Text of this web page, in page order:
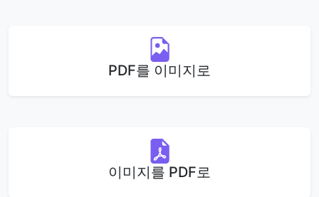
PDF를 이미지로
이미지를 PDF로